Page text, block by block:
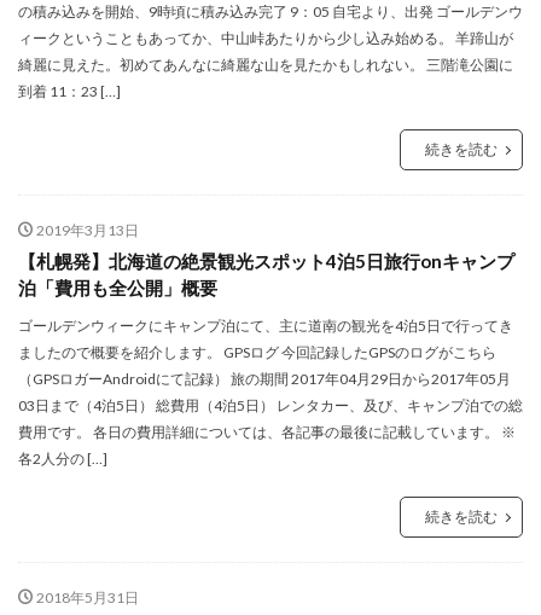
の積み込みを開始、9時頃に積み込み完了 9：05 自宅より、出発 ゴールデンウ
ィークということもあってか、中山峠あたりから少し込み始める。 羊蹄山が
綺麗に見えた。初めてあんなに綺麗な山を見たかもしれない。 三階滝公園に
到着 11：23 […]
続きを読む
2019年3月13日
【札幌発】北海道の絶景観光スポット4泊5日旅行onキャンプ
泊「費用も全公開」概要
ゴールデンウィークにキャンプ泊にて、主に道南の観光を4泊5日で行ってき
ましたので概要を紹介します。 GPSログ 今回記録したGPSのログがこちら
（GPSロガーAndroidにて記録） 旅の期間 2017年04月29日から2017年05月
03日まで（4泊5日） 総費用（4泊5日） レンタカー、及び、キャンプ泊での総
費用です。 各日の費用詳細については、各記事の最後に記載しています。 ※
各2人分の […]
続きを読む
2018年5月31日